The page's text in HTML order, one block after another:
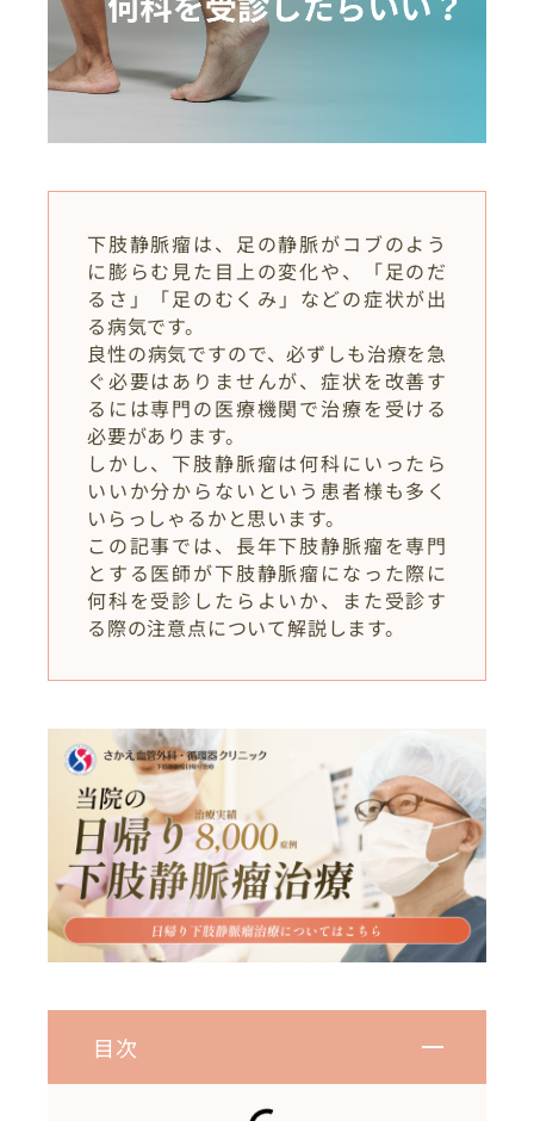
下肢静脈瘤は、足の静脈がコブのよう
に膨らむ見た目上の変化や、「足のだ
るさ」「足のむくみ」などの症状が出
る病気です。
良性の病気ですので、必ずしも治療を急
ぐ必要はありませんが、症状を改善す
るには専門の医療機関で治療を受ける
必要があります。
しかし、下肢静脈瘤は何科にいったら
いいか分からないという患者様も多く
いらっしゃるかと思います。
この記事では、長年下肢静脈瘤を専門
とする医師が下肢静脈瘤になった際に
何科を受診したらよいか、また受診す
る際の注意点について解説します。
目次